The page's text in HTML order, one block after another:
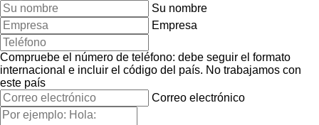
Su nombre
Empresa
Compruebe el número de teléfono: debe seguir el formato
internacional e incluir el código del país. No trabajamos con
este país
Correo electrónico